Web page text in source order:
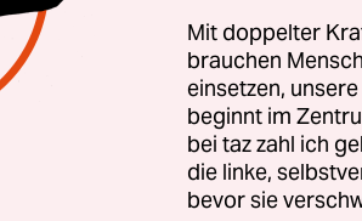
und dem Spielen mit dem
sehr populär, obwohl es,
einen biblischen Ursprung
das Pessachfest. Dass
Mit doppelter
brauchen
einsetzen,
beginnt im
bei taz zahl ich
die linke,
bevor sie